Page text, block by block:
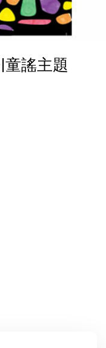
童謠主題